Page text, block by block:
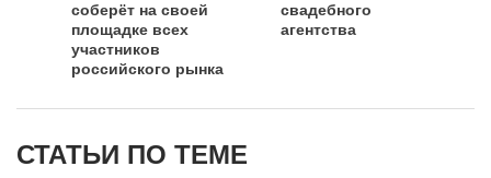
соберёт на своей
площадке всех
участников
российского рынка
мероприятий
свадебного
агентства
СТАТЬИ ПО ТЕМЕ